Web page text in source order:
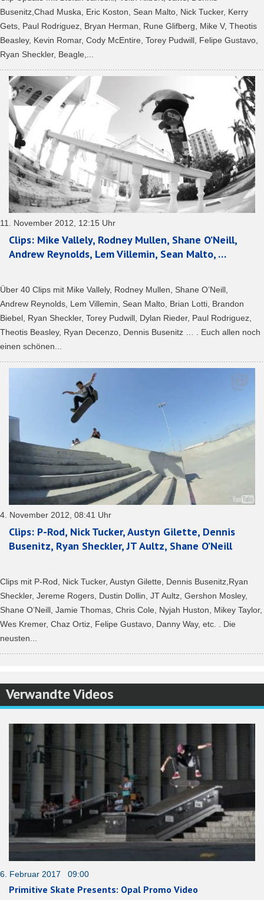
Busenitz,Chad Muska, Eric Koston, Sean Malto, Nick Tucker, Kerry
Gets, Paul Rodriguez, Bryan Herman, Rune Glifberg, Mike V, Theotis
Beasley, Kevin Romar, Cody McEntire, Torey Pudwill, Felipe Gustavo,
Ryan Sheckler, Beagle,...
11. November 2012, 12:15 Uhr
Clips: Mike Vallely, Rodney Mullen, Shane O’Neill,
Andrew Reynolds, Lem Villemin, Sean Malto, …
Über 40 Clips mit Mike Vallely, Rodney Mullen, Shane O’Neill,
Andrew Reynolds, Lem Villemin, Sean Malto, Brian Lotti, Brandon
Biebel, Ryan Sheckler, Torey Pudwill, Dylan Rieder, Paul Rodriguez,
Theotis Beasley, Ryan Decenzo, Dennis Busenitz … . Euch allen noch
einen schönen...
4. November 2012, 08:41 Uhr
Clips: P-Rod, Nick Tucker, Austyn Gilette, Dennis
Busenitz, Ryan Sheckler, JT Aultz, Shane O’Neill
Clips mit P-Rod, Nick Tucker, Austyn Gilette, Dennis Busenitz,Ryan
Sheckler, Jereme Rogers, Dustin Dollin, JT Aultz, Gershon Mosley,
Shane O’Neill, Jamie Thomas, Chris Cole, Nyjah Huston, Mikey Taylor,
Wes Kremer, Chaz Ortiz, Felipe Gustavo, Danny Way, etc. . Die
neusten...
Verwandte Videos
6. Februar 2017 09:00
Primitive Skate Presents: Opal Promo Video